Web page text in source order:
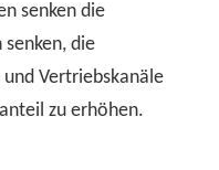
senken die
die
Vertriebskanäle
zu erhöhen.